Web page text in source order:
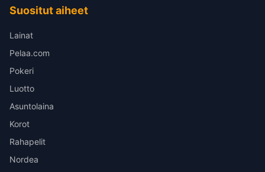
Suositut aiheet
Lainat
Pelaa.com
Pokeri
Luotto
Asuntolaina
Korot
Rahapelit
Nordea